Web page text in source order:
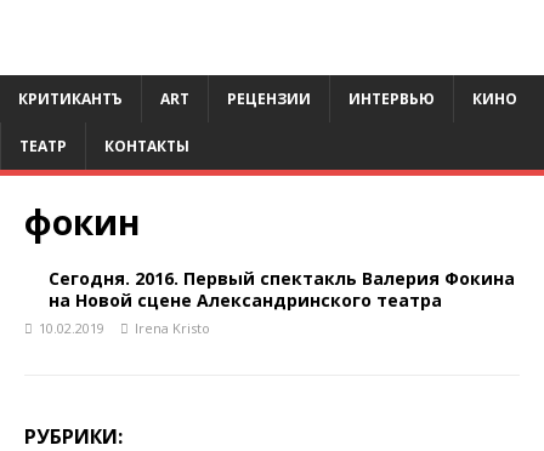
КРИТИКАНТЪ ART РЕЦЕНЗИИ ИНТЕРВЬЮ КИНО
ТЕАТР КОНТАКТЫ
фокин
Сегодня. 2016. Первый спектакль Валерия Фокина
на Новой сцене Александринского театра
10.02.2019 Irena Kristo
РУБРИКИ: